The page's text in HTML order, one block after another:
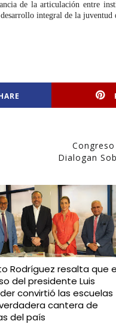
de la articulación entre
integral de la juventud
Dialogan
Rodríguez resalta que
del presidente Luis
convirtió las escuelas
cantera de
del país